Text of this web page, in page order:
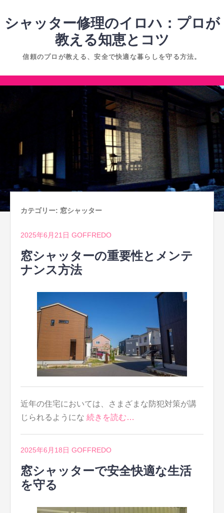
ン
へ
ス
シャッター修理のイロハ：プロが
教える知恵とコツ
信頼のプロが教える、安全で快適な暮らしを守る方法。
コ
ッ
プ
カテゴリー: 窓シャッター
2025年6月21日 GOFFREDO
窓シャッターの重要性とメンテ
ナンス方法
近年の住宅においては、さまざまな防犯対策が講
じられるようにな 続きを読む…
2025年6月18日 GOFFREDO
窓シャッターで安全快適な生活
を守る